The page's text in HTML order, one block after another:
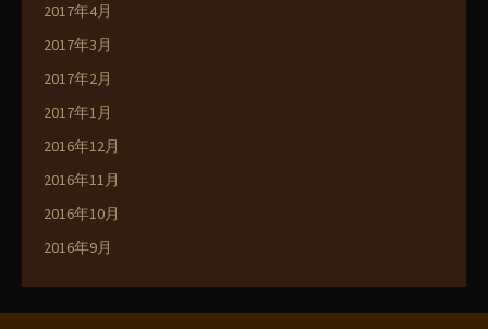
2017年4月
2017年3月
2017年2月
2017年1月
2016年12月
2016年11月
2016年10月
2016年9月